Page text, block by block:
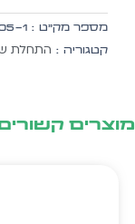
הזמנה
לפתיחת
שנה
מספר מק״ט :1
קטגוריה : התחלת שנה
קשורים